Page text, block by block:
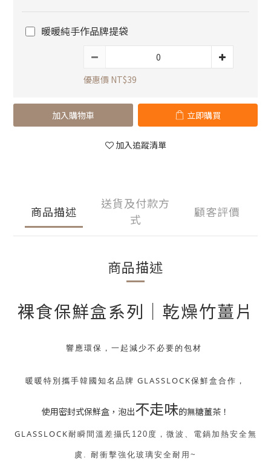
暖暖純手作品牌提袋
優惠價 NT$39
加入購物車 立即購買
加入追蹤清單
商品描述
送貨及付款方
式
顧客評價
商品描述
裸食保鮮盒系列│乾燥竹薑片
響應環保，一起減少不必要的包材
暖暖特別攜手韓國知名品牌 GLASSLOCK保鮮盒合作，
使用密封式保鮮盒，泡出不走味的無糖薑茶！
GLASSLOCK耐瞬間溫差攝氏120度，微波、電鍋加熱安全無
虞. 耐衝擊強化玻璃安全耐用~